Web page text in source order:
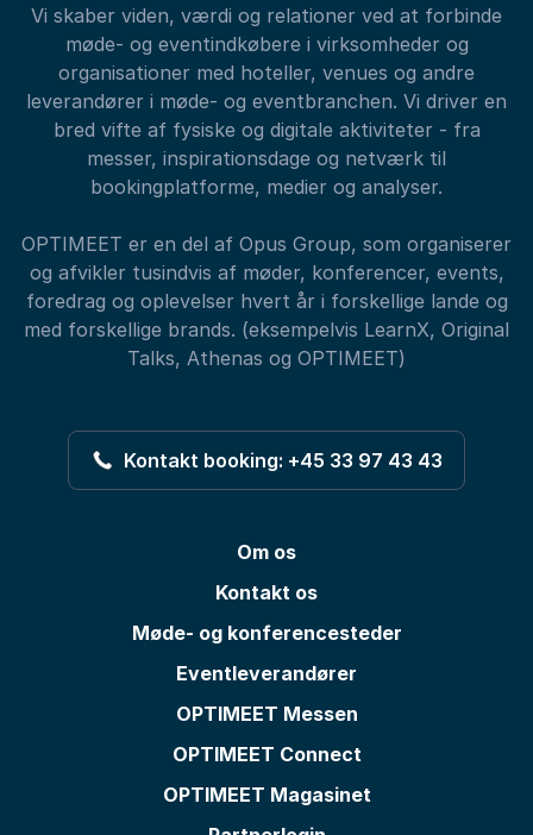
Vi skaber viden, værdi og relationer ved at forbinde
møde- og eventindkøbere i virksomheder og
organisationer med hoteller, venues og andre
leverandører i møde- og eventbranchen. Vi driver en
bred vifte af fysiske og digitale aktiviteter - fra
messer, inspirationsdage og netværk til
bookingplatforme, medier og analyser.
OPTIMEET er en del af Opus Group, som organiserer
og afvikler tusindvis af møder, konferencer, events,
foredrag og oplevelser hvert år i forskellige lande og
med forskellige brands. (eksempelvis LearnX, Original
Talks, Athenas og OPTIMEET)
Kontakt booking: +45 33 97 43 43
Om os
Kontakt os
Møde- og konferencesteder
Eventleverandører
OPTIMEET Messen
OPTIMEET Connect
OPTIMEET Magasinet